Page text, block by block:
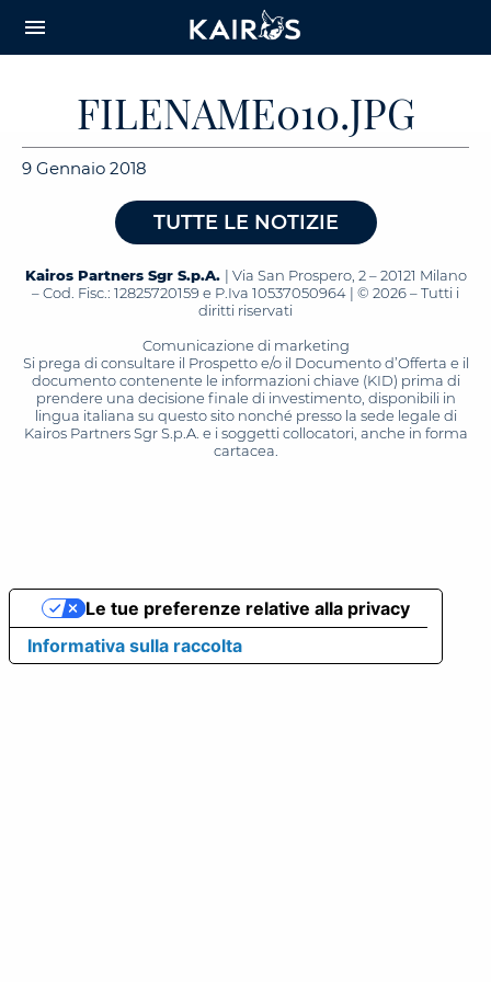
CONTENT
menu
FILENAME010.JPG
9 Gennaio 2018
TUTTE LE NOTIZIE
Kairos Partners Sgr S.p.A. | Via San Prospero, 2 – 20121 Milano
– Cod. Fisc.: 12825720159 e P.Iva 10537050964 | © 2026 – Tutti i
diritti riservati
Comunicazione di marketing
Si prega di consultare il Prospetto e/o il Documento d’Offerta e il
documento contenente le informazioni chiave (KID) prima di
prendere una decisione finale di investimento, disponibili in
lingua italiana su questo sito nonché presso la sede legale di
Kairos Partners Sgr S.p.A. e i soggetti collocatori, anche in forma
cartacea.
Informativa sulla raccolta
Le tue preferenze relative alla privacy